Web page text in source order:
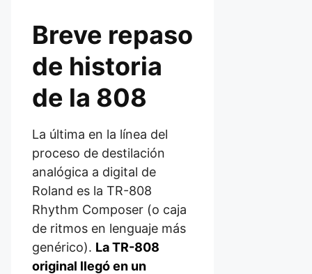
Breve repaso
de historia
de la 808
La última en la línea del
proceso de destilación
analógica a digital de
Roland es la TR-808
Rhythm Composer (o caja
de ritmos en lenguaje más
genérico). La TR-808
original llegó en un